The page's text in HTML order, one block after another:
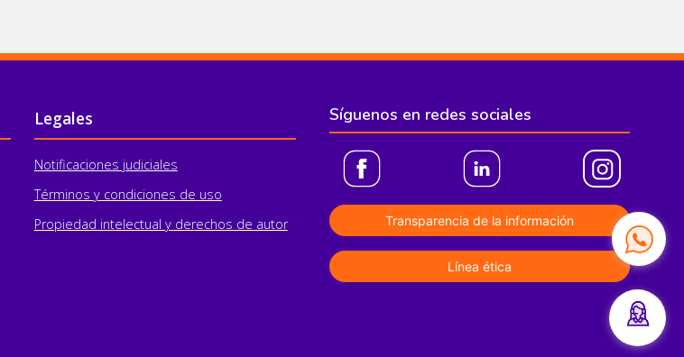
Legales
Notificaciones judiciales
Términos y condiciones de uso
Propiedad intelectual y derechos de autor
Síguenos en redes sociales
Transparencia de la información
Línea ética